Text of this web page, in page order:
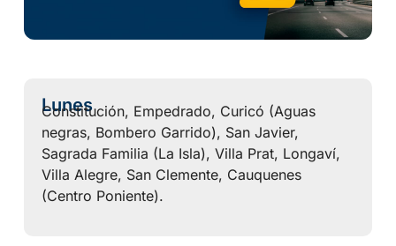
Lunes
Constitución, Empedrado, Curicó (Aguas
negras, Bombero Garrido), San Javier,
Sagrada Familia (La Isla), Villa Prat, Longaví,
Villa Alegre, San Clemente, Cauquenes
(Centro Poniente).